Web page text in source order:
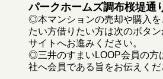
パークホームズ調布桜堤通
◎本マンションの売却や購入を
たい方借りたい方は次のボタ
サイトへお進みください。
◎三井のすまいLOOP会員の方
社へ会員である旨をお伝えくだ